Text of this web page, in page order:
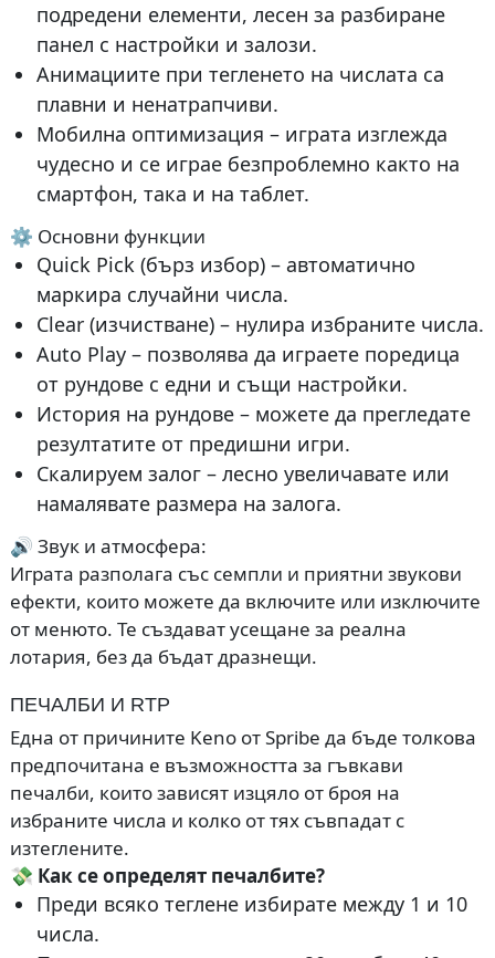
подредени елементи, лесен за разбиране
панел с настройки и залози.
Анимациите при тегленето на числата са
плавни и ненатрапчиви.
Мобилна оптимизация – играта изглежда
чудесно и се играе безпроблемно както на
смартфон, така и на таблет.
⚙️ Основни функции
Quick Pick (бърз избор) – автоматично
маркира случайни числа.
Clear (изчистване) – нулира избраните числа.
Auto Play – позволява да играете поредица
от рундове с едни и същи настройки.
История на рундове – можете да прегледате
резултатите от предишни игри.
Скалируем залог – лесно увеличавате или
намалявате размера на залога.
🔊 Звук и атмосфера:
Играта разполага със семпли и приятни звукови
ефекти, които можете да включите или изключите
от менюто. Те създават усещане за реална
лотария, без да бъдат дразнещи.
ПЕЧАЛБИ И RTP
Една от причините Keno от Spribe да бъде толкова
предпочитана е възможността за гъвкави
печалби, които зависят изцяло от броя на
избраните числа и колко от тях съвпадат с
изтеглените.
💸 Как се определят печалбите?
Преди всяко теглене избирате между 1 и 10
числа.